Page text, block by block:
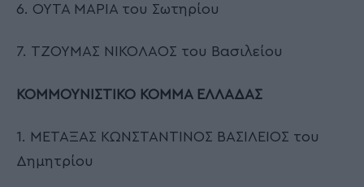
6. ΟΥΤΑ ΜΑΡΙΑ του Σωτηρίου
7. ΤΖΟΥΜΑΣ ΝΙΚΟΛΑΟΣ του Βασιλείου
ΚΟΜΜΟΥΝΙΣΤΙΚΟ ΚΟΜΜΑ ΕΛΛΑΔΑΣ
1. ΜΕΤΑΞΑΣ ΚΩΝΣΤΑΝΤΙΝΟΣ ΒΑΣΙΛΕΙΟΣ του
Δημητρίου